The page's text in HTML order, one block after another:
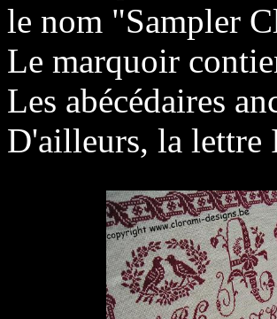
le nom "Sampler
Le marquoir
Les abécédaires
D'ailleurs, la lettre